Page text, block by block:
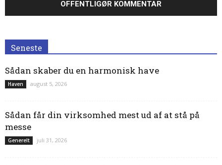
Seneste
Sådan skaber du en harmonisk have
Haven august 5, 2026
Sådan får din virksomhed mest ud af at stå på
messe
Generelt juli 31, 2026